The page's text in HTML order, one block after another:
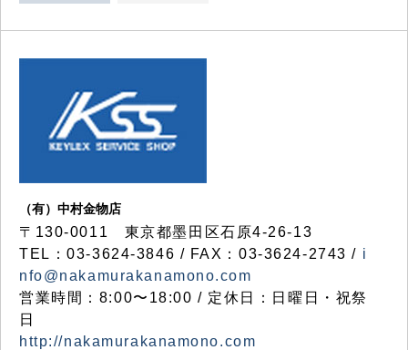
（有）中村金物店
〒130-0011 東京都墨田区石原4-26-13
TEL：03-3624-3846 / FAX：03-3624-2743 / i
nfo@nakamurakanamono.com
営業時間：8:00〜18:00 / 定休日：日曜日・祝祭
日
http://nakamurakanamono.com